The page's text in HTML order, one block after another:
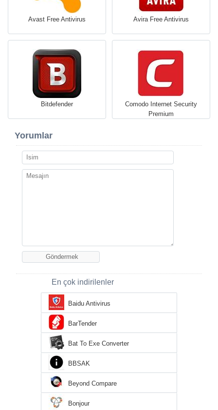
Avast Free Antivirus Avira Free Antivirus
Bitdefender
Comodo Internet Security
Premium
Yorumlar
En çok indirilenler
Baidu Antivirus
BarTender
Bat To Exe Converter
BBSAK
Beyond Compare
Bonjour